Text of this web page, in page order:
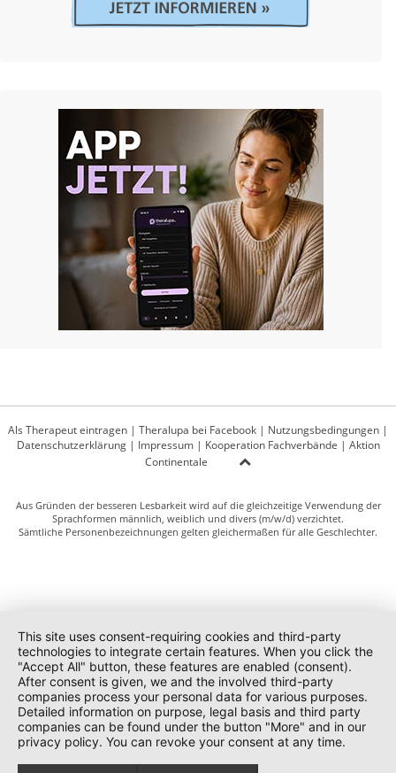
Als Therapeut eintragen | Theralupa bei Facebook | Nutzungsbedingungen |
Datenschutzerklärung| Impressum| Kooperation Fachverbände | Aktion
Continentale
Aus Gründen der besseren Lesbarkeit wird auf die gleichzeitige Verwendung der
Sprachformen männlich, weiblich und divers (m/w/d) verzichtet.
Sämtliche Personenbezeichnungen gelten gleichermaßen für alle Geschlechter.
This site uses consent-requiring cookies and third-party
technologies to integrate certain features. When you click the
"Accept All" button, these features are enabled (consent).
After consent is given, we and the involved third-party
companies process your personal data for various purposes.
Detailed information on purpose, legal basis and third party
companies can be found under the button "More" and in our
privacy policy. You can revoke your consent at any time.